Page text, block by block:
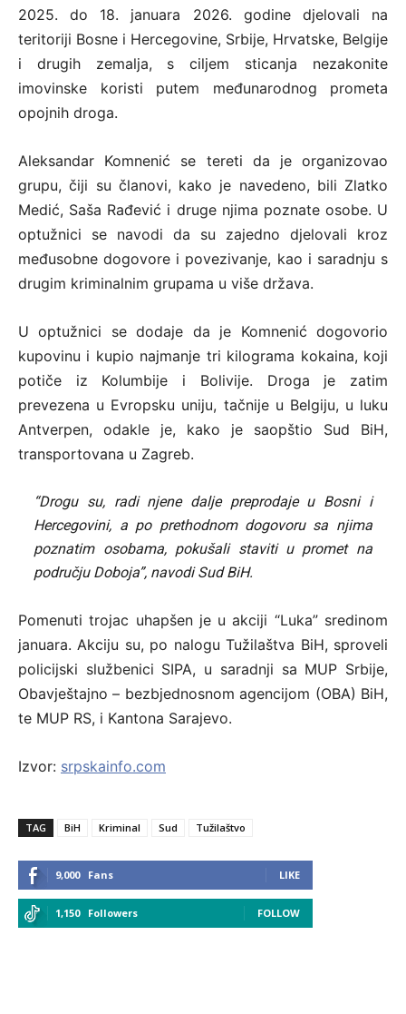
2025. do 18. januara 2026. godine djelovali na
teritoriji Bosne i Hercegovine, Srbije, Hrvatske, Belgije
i drugih zemalja, s ciljem sticanja nezakonite
imovinske koristi putem međunarodnog prometa
opojnih droga.
Aleksandar Komnenić se tereti da je organizovao
grupu, čiji su članovi, kako je navedeno, bili Zlatko
Medić, Saša Rađević i druge njima poznate osobe. U
optužnici se navodi da su zajedno djelovali kroz
međusobne dogovore i povezivanje, kao i saradnju s
drugim kriminalnim grupama u više država.
U optužnici se dodaje da je Komnenić dogovorio
kupovinu i kupio najmanje tri kilograma kokaina, koji
potiče iz Kolumbije i Bolivije. Droga je zatim
prevezena u Evropsku uniju, tačnije u Belgiju, u luku
Antverpen, odakle je, kako je saopštio Sud BiH,
transportovana u Zagreb.
“Drogu su, radi njene dalje preprodaje u Bosni i
Hercegovini, a po prethodnom dogovoru sa njima
poznatim osobama, pokušali staviti u promet na
području Doboja”, navodi Sud BiH.
Pomenuti trojac uhapšen je u akciji “Luka” sredinom
januara. Akciju su, po nalogu Tužilaštva BiH, sproveli
policijski službenici SIPA, u saradnji sa MUP Srbije,
Obavještajno – bezbjednosnom agencijom (OBA) BiH,
te MUP RS, i Kantona Sarajevo.
Izvor: srpskainfo.com
TAG BiH Kriminal Sud Tužilaštvo
9,000 Fans LIKE
1,150 Followers FOLLOW